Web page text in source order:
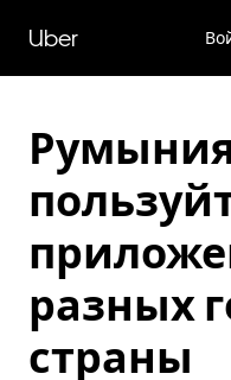
перейти
к
Uber
разных
страны